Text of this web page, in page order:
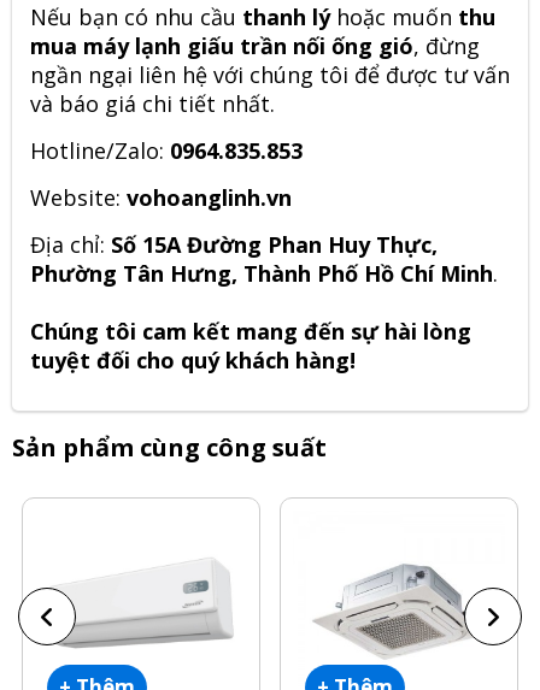
Nếu bạn có nhu cầu thanh lýhoặc muốn thu
mua máy lạnh giấu trần nối ống gió, đừng
ngần ngại liên hệ với chúng tôi để được tư vấn
và báo giá chi tiết nhất.
Hotline/Zalo: 0964.835.853
Website: vohoanglinh.vn
Địa chỉ: Số 15A Đường Phan Huy Thực,
Phường Tân Hưng, Thành Phố Hồ Chí Minh.
Chúng tôi cam kết mang đến sự hài lòng
tuyệt đối cho quý khách hàng!
Sản phẩm cùng công suất